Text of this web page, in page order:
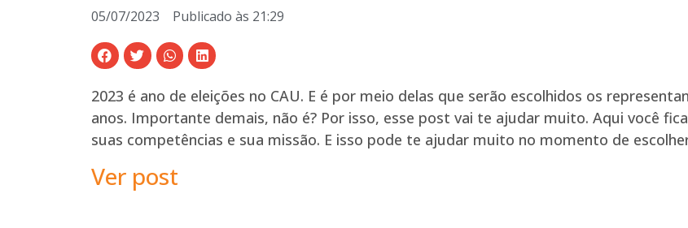
05/07/2023 Publicado às 21:29
2023 é ano de eleições no CAU. E é por meio delas que serão escolhidos os
anos. Importante demais, não é? Por isso, esse post vai te ajudar muito. Aqui você
suas competências e sua missão. E isso pode te ajudar muito no momento de
Ver post